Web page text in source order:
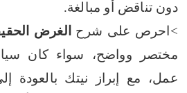
دون تناقض أو مبالغة.
>احرص على شرح
الغرض
مختصر وواضح، سواء كان
عمل، مع إبراز نيتك بالعودة